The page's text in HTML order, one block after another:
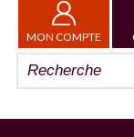
MON COMPTE